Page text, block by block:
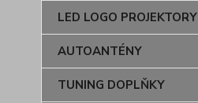
LED LOGO PROJEKTORY
AUTOANTÉNY
TUNING DOPLŇKY